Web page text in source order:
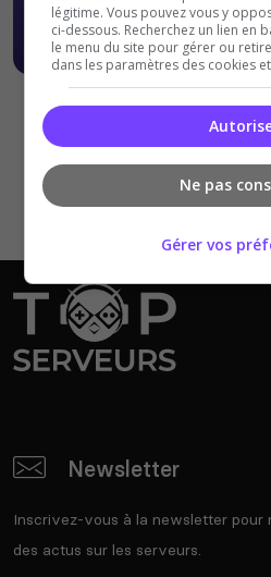
Offres Premiums soumises à nos
Newsletter
Inscrivez-vous à la newsletter pour
des actus sur les serveurs.
légitime. Vous pouvez vous y
ci-dessous. Recherchez un lien en
le menu du site pour gérer ou
dans les paramètres des cookies
Ne pas
Gérer vos